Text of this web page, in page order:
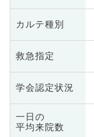
カルテ種別
救急指定
学会認定状況
一日の
平均来院数